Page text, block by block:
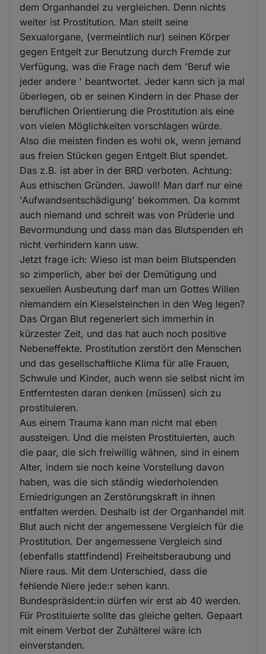
dem Organhandel zu vergleichen. Denn nichts
weiter ist Prostitution. Man stellt seine
Sexualorgane, (vermeintlich nur) seinen Körper
gegen Entgelt zur Benutzung durch Fremde zur
Verfügung, was die Frage nach dem 'Beruf wie
jeder andere ' beantwortet. Jeder kann sich ja mal
überlegen, ob er seinen Kindern in der Phase der
beruflichen Orientierung die Prostitution als eine
von vielen Möglichkeiten vorschlagen würde.
Also die meisten finden es wohl ok, wenn jemand
aus freien Stücken gegen Entgelt Blut spendet.
Das z.B. ist aber in der BRD verboten. Achtung:
Aus ethischen Gründen. Jawoll! Man darf nur eine
'Aufwandsentschädigung' bekommen. Da kommt
auch niemand und schreit was von Prüderie und
Bevormundung und dass man das Blutspenden eh
nicht verhindern kann usw.
Jetzt frage ich: Wieso ist man beim Blutspenden
so zimperlich, aber bei der Demütigung und
sexuellen Ausbeutung darf man um Gottes Willen
niemandem ein Kieselsteinchen in den Weg legen?
Das Organ Blut regeneriert sich immerhin in
kürzester Zeit, und das hat auch noch positive
Nebeneffekte. Prostitution zerstört den Menschen
und das gesellschaftliche Klima für alle Frauen,
Schwule und Kinder, auch wenn sie selbst nicht im
Entferntesten daran denken (müssen) sich zu
prostituieren.
Aus einem Trauma kann man nicht mal eben
aussteigen. Und die meisten Prostituierten, auch
die paar, die sich freiwillig wähnen, sind in einem
Alter, indem sie noch keine Vorstellung davon
haben, was die sich ständig wiederholenden
Erniedrigungen an Zerstörungskraft in ihnen
entfalten werden. Deshalb ist der Organhandel mit
Blut auch nicht der angemessene Vergleich für die
Prostitution. Der angemessene Vergleich sind
(ebenfalls stattfindend) Freiheitsberaubung und
Niere raus. Mit dem Unterschied, dass die
fehlende Niere jede:r sehen kann.
Bundespräsident:in dürfen wir erst ab 40 werden.
Für Prostituierte sollte das gleiche gelten. Gepaart
mit einem Verbot der Zuhälterei wäre ich
einverstanden.